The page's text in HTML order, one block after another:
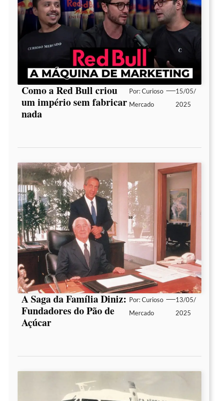
Como a Red Bull criou
um império sem fabricar
nada
Por:Curioso
Mercado
15/05/
2025
A Saga da Família Diniz:
Fundadores do Pão de
Açúcar
Por:Curioso
Mercado
13/05/
2025